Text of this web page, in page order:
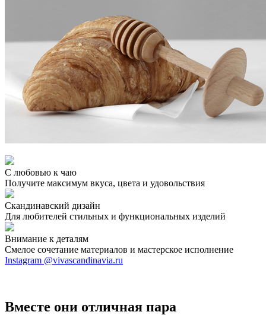
С любовью к чаю
Получите максимум вкуса, цвета и удовольствия
Скандинавский дизайн
Для любителей стильных и функциональных изделий
Внимание к деталям
Смелое сочетание материалов и мастерское исполнение
Instagram @vivascandinavia.ru
Вместе они отличная пара